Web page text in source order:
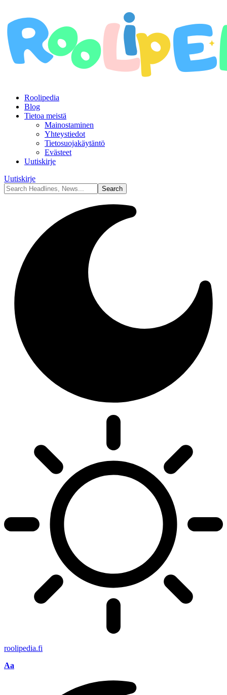
Roolipedia
Blog
Tietoa meistä
Mainostaminen
Yhteystiedot
Tietosuojakäytäntö
Evästeet
Uutiskirje
Uutiskirje
roolipedia.fi
Font
Aa